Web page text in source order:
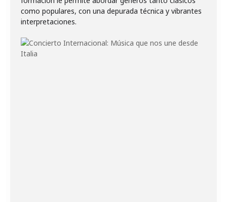
como populares, con una depurada técnica y vibrantes
interpretaciones.